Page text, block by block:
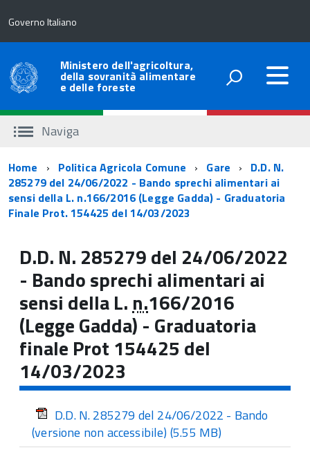
Governo Italiano
Ministero dell'agricoltura,
della sovranità alimentare
e delle foreste
Naviga
Percorso
di
navigazione
Home Politica Agricola Comune Gare
D.D. N.
285279 del 24/06/2022 - Bando sprechi alimentari ai
sensi della L. n.166/2016 (Legge Gadda) - Graduatoria
Finale Prot. 154425 del 14/03/2023
D.D. N. 285279 del 24/06/2022
- Bando sprechi alimentari ai
sensi della L. n.166/2016
(Legge Gadda) - Graduatoria
finale Prot 154425 del
14/03/2023
D.D. N. 285279 del 24/06/2022 - Bando
(versione non accessibile) (5.55 MB)